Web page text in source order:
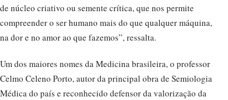
de núcleo criativo ou semente crítica, que nos permite
compreender o ser humano mais do que qualquer máquina,
na dor e no amor ao que fazemos”, ressalta.
Um dos maiores nomes da Medicina brasileira, o professor
Celmo Celeno Porto, autor da principal obra de Semiologia
Médica do país e reconhecido defensor da valorização da